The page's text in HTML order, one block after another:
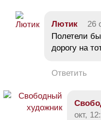
Лютик 26
Полетели
дорогу на
Ответить
окт,